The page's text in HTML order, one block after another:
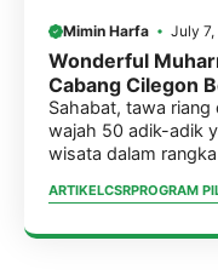
Mimin Harfa July
Wonderful
Cabang Cilegon
Energi & BMKCE
Berwisata Penuh
Sahabat, tawa
wajah 50 adik-adik
wisata dalam
ARTIKELCSRPROGRAM